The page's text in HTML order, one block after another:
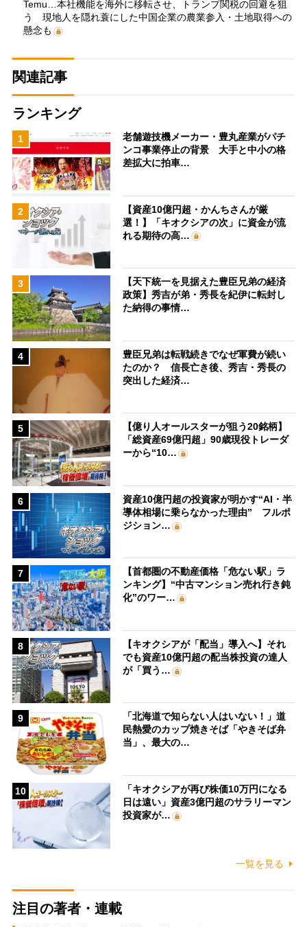
Temu…本社機能を海外に移転させ、トランプ関税の回避を狙
う 現地人を隠れ蓑にした中国企業の農業参入・土地取得への
懸念も
関連記事
ランキング
1
老舗遊技機メーカー・豊丸産業がパチ
ンコ事業停止の背景 大手と中小の格
差拡大に拍車…
2
【資産10億円超・かんちさんが厳
選！】「キオクシアの次」に資金が流
れる期待の高…
3
【天下統一を見据えた豊臣兄弟の経済
政策】秀吉が弟・秀長を紀伊に転封し
た納得の事情…
4
豊臣兄弟は転戦続きでなぜ軍費が続い
たのか？ 信長亡き後、秀吉・秀長の
突出した経済…
5
【億り人オールスターが狙う20銘柄】
「総資産69億円超」90歳現役トレーダ
ーから“10…
6
資産10億円超の投資家が明かす“AI・半
導体相場に乗らなかった理由” フルポ
ジション…
7
【首都圏の不動産価格「危ない駅」ラ
ンキング】“中古マンション売れ行き鈍
化”のワー…
8
【キオクシアが「配当」導入へ】それ
でも資産10億円超の配当株投資の達人
が「買う…
9
「北海道で知らない人はいない！」道
民熱愛のカップ焼きそば「やきそば弁
当」、最大の…
10
「キオクシアが再び株価10万円になる
日は遠い」資産3億円超のサラリーマン
投資家が…
一覧を見る
注目の著者・連載